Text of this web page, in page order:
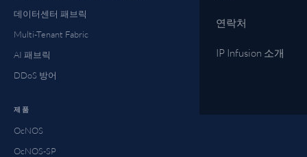
연락처
IP Infusion 소개
데이터센터 패브릭
Multi-Tenant Fabric
AI 패브릭
DDoS 방어
제품
OcNOS
OcNOS-SP